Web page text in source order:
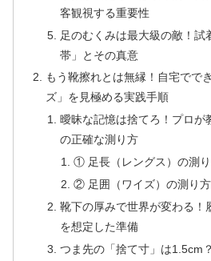
客観視する重要性
足のむくみは最大級の敵！試
帯」とその真意
もう靴擦れとは無縁！自宅でで
ズ」を見極める実践手順
曖昧な記憶は捨てろ！プロが
の正確な測り方
① 足長（レングス）の測
② 足囲（ワイズ）の測り方
靴下の厚みで世界が変わる！
を想定した準備
つま先の「捨て寸」は1.5cm